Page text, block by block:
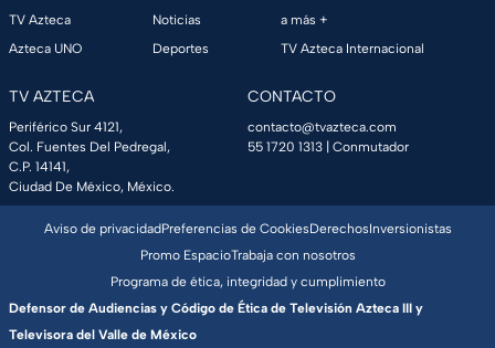
TV Azteca
Azteca UNO
Noticias
Deportes
a más +
TV Azteca Internacional
TV AZTECA
Periférico Sur 4121,
Col. Fuentes Del Pedregal,
C.P. 14141,
Ciudad De México, México.
CONTACTO
contacto@tvazteca.com
55 1720 1313 | Conmutador
Aviso de privacidadPreferencias de CookiesDerechosInversionistas
Promo EspacioTrabaja con nosotros
Programa de ética, integridad y cumplimiento
Defensor de Audiencias y Código de Ética de Televisión Azteca III y
Televisora del Valle de México